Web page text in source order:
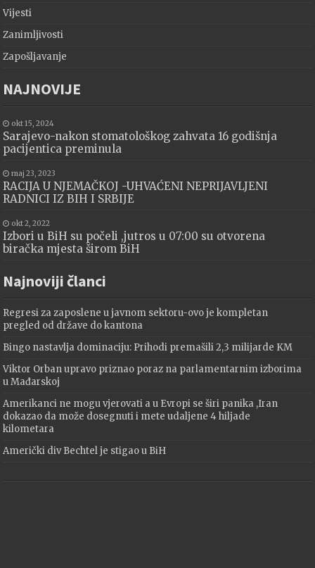
Vijesti
Zanimljivosti
Zapošljavanje
NAJNOVIJE
okt 15, 2024
Sarajevo-nakon stomatološkog zahvata 16 godišnja
pacijentica preminula
maj 23, 2023
RACIJA U NJEMAČKOJ -UHVAĆENI NEPRIJAVLJENI
RADNICI IZ BIH I SRBIJE
okt 2, 2022
Izbori u BiH su počeli ,jutros u 07:00 su otvorena
biračka mjesta širom BiH
Najnoviji članci
Regresi za zaposlene u javnom sektoru-ovo je kompletan
pregled od države do kantona
Bingo nastavlja dominaciju: Prihodi premašili 2,3 milijarde KM
Viktor Orban upravo priznao poraz na parlamentarnim izborima
u Mađarskoj
Amerikanci ne mogu vjerovati a u Evropi se širi panika ,Iran
dokazao da može dosegnuti i mete udaljene 4 hiljade
kilometara
Američki div Bechtel je stigao u BiH